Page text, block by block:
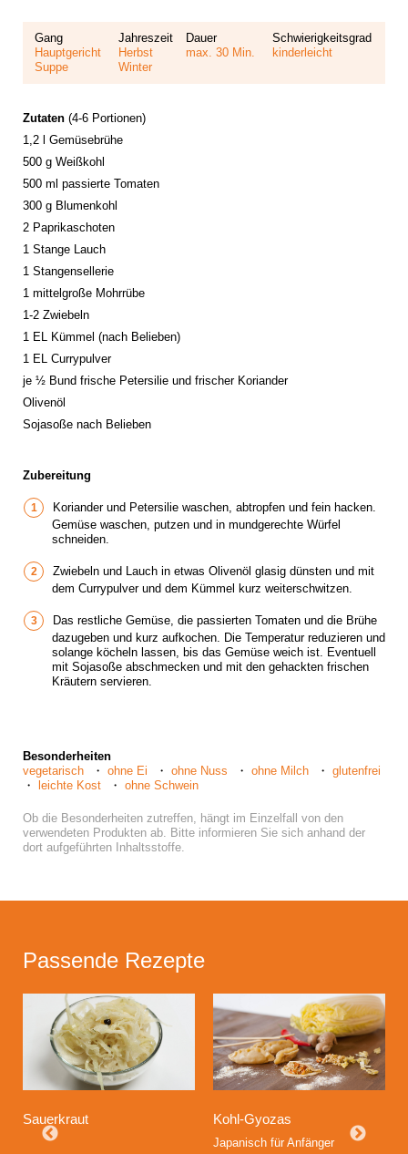
Gang
Hauptgericht
Suppe
Jahreszeit
Herbst
Winter
Dauer
max. 30 Min.
Schwierigkeitsgrad
kinderleicht
Zutaten (4-6 Portionen)
1,2 l Gemüsebrühe
500 g Weißkohl
500 ml passierte Tomaten
300 g Blumenkohl
2 Paprikaschoten
1 Stange Lauch
1 Stangensellerie
1 mittelgroße Mohrrübe
1-2 Zwiebeln
1 EL Kümmel (nach Belieben)
1 EL Currypulver
je ½ Bund frische Petersilie und frischer Koriander
Olivenöl
Sojasoße nach Belieben
Zubereitung
Koriander und Petersilie waschen, abtropfen und fein hacken.
Gemüse waschen, putzen und in mundgerechte Würfel
schneiden.
Zwiebeln und Lauch in etwas Olivenöl glasig dünsten und mit
dem Currypulver und dem Kümmel kurz weiterschwitzen.
Das restliche Gemüse, die passierten Tomaten und die Brühe
dazugeben und kurz aufkochen. Die Temperatur reduzieren und
solange köcheln lassen, bis das Gemüse weich ist. Eventuell
mit Sojasoße abschmecken und mit den gehackten frischen
Kräutern servieren.
Besonderheiten
vegetarisch
ohne Ei ohne Nuss ohne Milch
glutenfrei
leichte Kost
ohne Schwein
Ob die Besonderheiten zutreffen, hängt im Einzelfall von den
verwendeten Produkten ab. Bitte informieren Sie sich anhand der
dort aufgeführten Inhaltsstoffe.
Passende Rezepte
Sauerkraut Kohl-Gyozas
Japanisch für Anfänger